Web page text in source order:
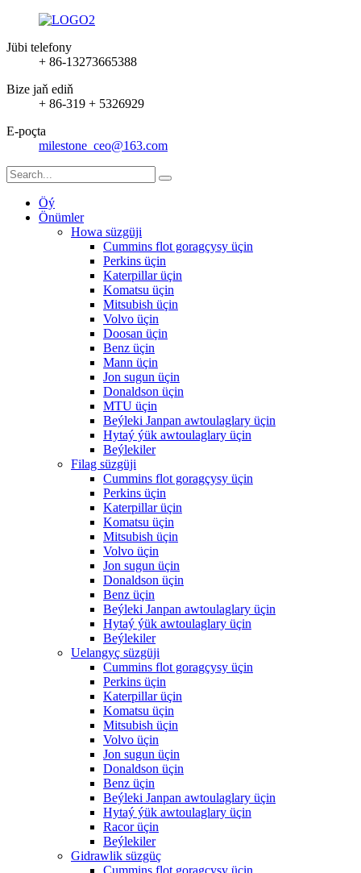
Jübi telefony
+ 86-13273665388
Bize jaň ediň
+ 86-319 + 5326929
E-poçta
milestone_ceo@163.com
Öý
Önümler
Howa süzgüji
Cummins flot goragçysy üçin
Perkins üçin
Katerpillar üçin
Komatsu üçin
Mitsubish üçin
Volvo üçin
Doosan üçin
Benz üçin
Mann üçin
Jon sugun üçin
Donaldson üçin
MTU üçin
Beýleki Janpan awtoulaglary üçin
Hytaý ýük awtoulaglary üçin
Beýlekiler
Filag süzgüji
Cummins flot goragçysy üçin
Perkins üçin
Katerpillar üçin
Komatsu üçin
Mitsubish üçin
Volvo üçin
Jon sugun üçin
Donaldson üçin
Benz üçin
Beýleki Janpan awtoulaglary üçin
Hytaý ýük awtoulaglary üçin
Beýlekiler
Uelangyç süzgüji
Cummins flot goragçysy üçin
Perkins üçin
Katerpillar üçin
Komatsu üçin
Mitsubish üçin
Volvo üçin
Jon sugun üçin
Donaldson üçin
Benz üçin
Beýleki Janpan awtoulaglary üçin
Hytaý ýük awtoulaglary üçin
Racor üçin
Beýlekiler
Gidrawlik süzgüç
Cummins flot goragçysy üçin